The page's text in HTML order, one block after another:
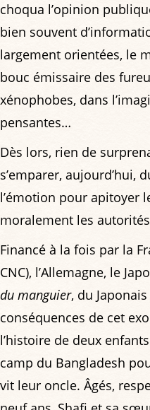
choqua l’opinion
bien souvent
largement orientées, le
bouc émissaire des
xénophobes, dans
pensantes…
Dès lors, rien de
s’emparer, aujourd’hui,
l’émotion pour apitoyer
moralement les
Financé à la fois par la
CNC), l’Allemagne, le
du manguier, du
conséquences de cet
l’histoire de deux
camp du Bangladesh
vit leur oncle. Âgés,